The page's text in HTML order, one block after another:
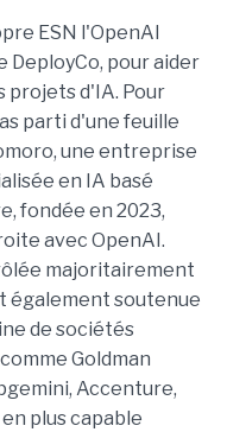
ESN l'OpenAI
DeployCo, pour aider
projets d'IA. Pour
parti d'une feuille
une entreprise
en IA basé
fondée en 2023,
avec OpenAI.
majoritairement
également soutenue
de sociétés
Goldman
Accenture,
en plus capable